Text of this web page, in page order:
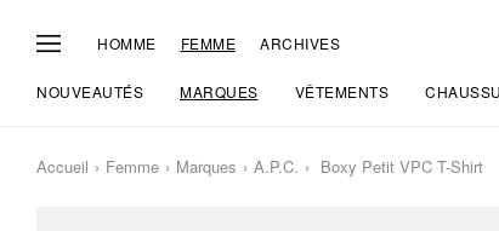
HOMME FEMME ARCHIVES
NOUVEAUTÉS MARQUES VÊTEMENTS
Accueil Femme Marques A.P.C. Boxy Petit VPC T-Shirt